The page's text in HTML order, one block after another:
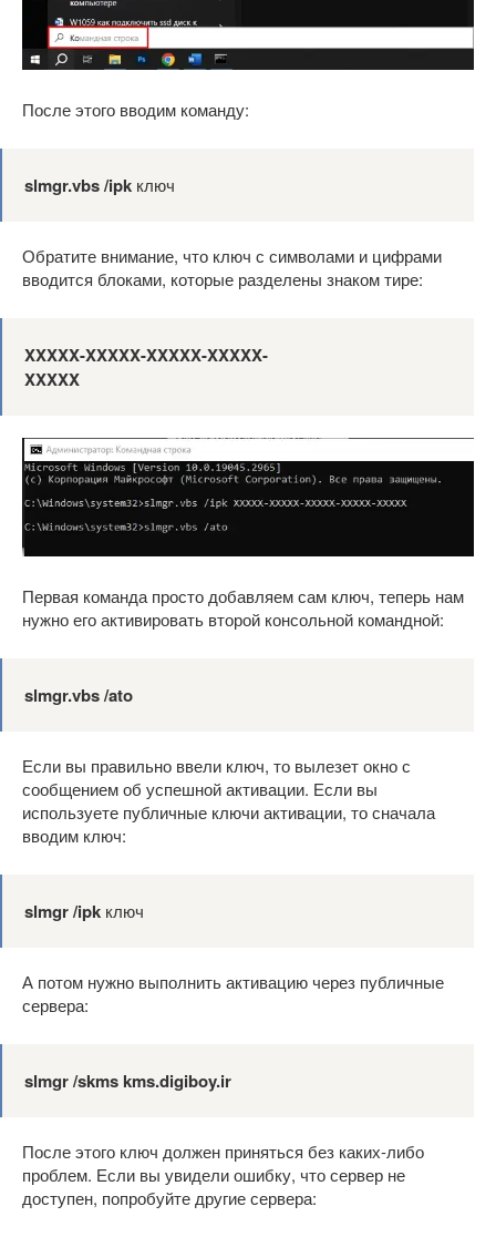
После этого вводим команду:
slmgr.vbs /ipk ключ
Обратите внимание, что ключ с символами и цифрами
вводится блоками, которые разделены знаком тире:
XXXXX-XXXXX-XXXXX-XXXXX-
XXXXX
Первая команда просто добавляем сам ключ, теперь нам
нужно его активировать второй консольной командной:
slmgr.vbs /ato
Если вы правильно ввели ключ, то вылезет окно с
сообщением об успешной активации. Если вы
используете публичные ключи активации, то сначала
вводим ключ:
slmgr /ipk ключ
А потом нужно выполнить активацию через публичные
сервера:
slmgr /skms kms.digiboy.ir
После этого ключ должен приняться без каких-либо
проблем. Если вы увидели ошибку, что сервер не
доступен, попробуйте другие сервера: